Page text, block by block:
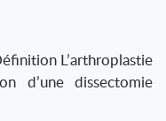
L’arthroplastie
d’une dissectomie